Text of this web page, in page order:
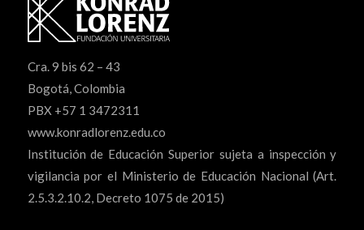
Cra. 9 bis 62 – 43
Bogotá, Colombia
PBX +57 1 3472311
www.konradlorenz.edu.co
Institución de Educación Superior sujeta a inspección y
vigilancia por el Ministerio de Educación Nacional (Art.
2.5.3.2.10.2, Decreto 1075 de 2015)